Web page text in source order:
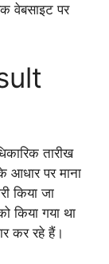
वेबसाइट पर
तारीख
आधार पर माना
किया जा
किया गया था
कर रहे हैं।